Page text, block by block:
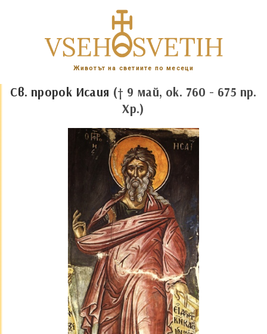
Животът на светиите по месеци
Св. пророк Исаия († 9 май, ок. 760 - 675 пр.
Хр.)